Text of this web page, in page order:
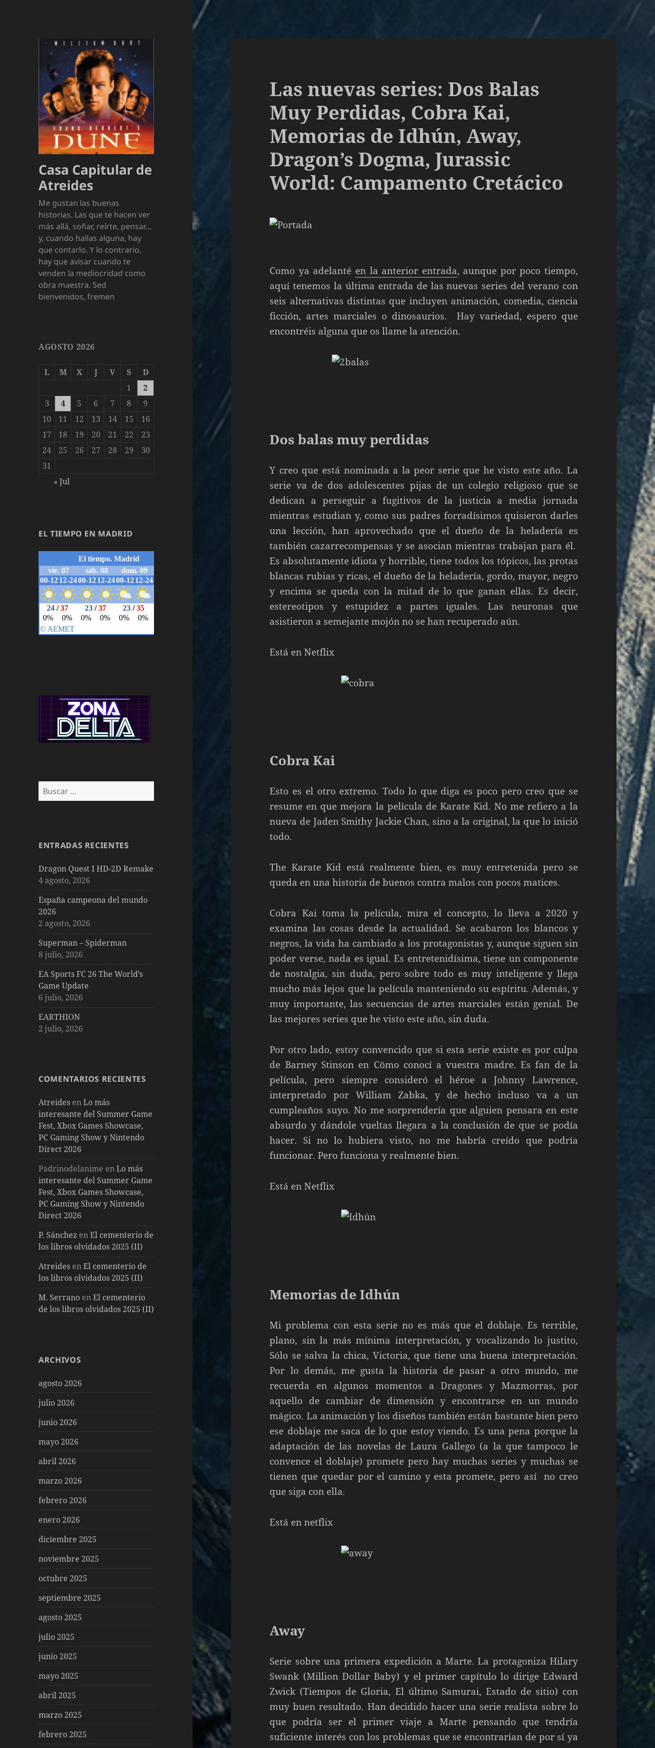
Casa Capitular de
Atreides
Me gustan las buenas
historias. Las que te hacen ver
más allá, soñar, reírte, pensar…
y, cuando hallas alguna, hay
que contarlo. Y lo contrario,
hay que avisar cuando te
venden la mediocridad como
obra maestra. Sed
bienvenidos, fremen
AGOSTO 2026
L M X J V S
D
1
2
3
4 5 6 7 8
9
10
11 12 13 14 15
16
17
18 19 20 21 22
23
24
25 26 27 28 29
30
31
« Jul
EL TIEMPO EN MADRID
Buscar:
ENTRADAS RECIENTES
Dragon Quest I HD-2D Remake
4 agosto, 2026
España campeona del mundo
2026
2 agosto, 2026
Superman – Spiderman
8 julio, 2026
EA Sports FC 26 The World’s
Game Update
6 julio, 2026
EARTHION
2 julio, 2026
COMENTARIOS RECIENTES
Atreides enLo más
interesante del Summer Game
Fest, Xbox Games Showcase,
PC Gaming Show y Nintendo
Direct 2026
Padrinodelanime enLo más
interesante del Summer Game
Fest, Xbox Games Showcase,
PC Gaming Show y Nintendo
Direct 2026
P. Sánchez enEl cementerio de
los libros olvidados 2025 (II)
Atreides enEl cementerio de
los libros olvidados 2025 (II)
M. Serrano enEl cementerio
de los libros olvidados 2025 (II)
ARCHIVOS
agosto 2026
julio 2026
junio 2026
mayo 2026
abril 2026
marzo 2026
febrero 2026
enero 2026
diciembre 2025
noviembre 2025
octubre 2025
septiembre 2025
agosto 2025
julio 2025
junio 2025
mayo 2025
abril 2025
marzo 2025
febrero 2025
Las nuevas series: Dos Balas
Muy Perdidas, Cobra Kai,
Memorias de Idhún, Away,
Dragon’s Dogma, Jurassic
World: Campamento Cretácico
Como ya adelanté en la anterior entrada, aunque por poco tiempo,
aquí tenemos la última entrada de las nuevas series del verano con
seis alternativas distintas que incluyen animación, comedia, ciencia
ficción, artes marciales o dinosaurios. Hay variedad, espero que
encontréis alguna que os llame la atención.
Dos balas muy perdidas
Y creo que está nominada a la peor serie que he visto este año. La
serie va de dos adolescentes pijas de un colegio religioso que se
dedican a perseguir a fugitivos de la justicia a media jornada
mientras estudian y, como sus padres forradísimos quisieron darles
una lección, han aprovechado que el dueño de la heladería es
también cazarrecompensas y se asocian mientras trabajan para él.
Es absolutamente idiota y horrible, tiene todos los tópicos, las protas
blancas rubias y ricas, el dueño de la heladería, gordo, mayor, negro
y encima se queda con la mitad de lo que ganan ellas. Es decir,
estereotipos y estupidez a partes iguales. Las neuronas que
asistieron a semejante mojón no se han recuperado aún.
Está en Netflix
Cobra Kai
Esto es el otro extremo. Todo lo que diga es poco pero creo que se
resume en que mejora la película de Karate Kid. No me refiero a la
nueva de Jaden Smithy Jackie Chan, sino a la original, la que lo inició
todo.
The Karate Kid está realmente bien, es muy entretenida pero se
queda en una historia de buenos contra malos con pocos matices.
Cobra Kai toma la película, mira el concepto, lo lleva a 2020 y
examina las cosas desde la actualidad. Se acabaron los blancos y
negros, la vida ha cambiado a los protagonistas y, aunque siguen sin
poder verse, nada es igual. Es entretenidísima, tiene un componente
de nostalgia, sin duda, pero sobre todo es muy inteligente y llega
mucho más lejos que la película manteniendo su espíritu. Además, y
muy importante, las secuencias de artes marciales están genial. De
las mejores series que he visto este año, sin duda.
Por otro lado, estoy convencido que si esta serie existe es por culpa
de Barney Stinson en Cömo conocí a vuestra madre. Es fan de la
película, pero siempre consideró el héroe a Johnny Lawrence,
interpretado por William Zabka, y de hecho incluso va a un
cumpleaños suyo. No me sorprendería que alguien pensara en este
absurdo y dándole vueltas llegara a la conclusión de que se podía
hacer. Si no lo hubiera visto, no me habría creído que podría
funcionar. Pero funciona y realmente bien.
Está en Netflix
Memorias de Idhún
Mi problema con esta serie no es más que el doblaje. Es terrible,
plano, sin la más mínima interpretación, y vocalizando lo justito,
Sólo se salva la chica, Victoria, que tiene una buena interpretación.
Por lo demás, me gusta la historia de pasar a otro mundo, me
recuerda en algunos momentos a Dragones y Mazmorras, por
aquello de cambiar de dimensión y encontrarse en un mundo
mágico. La animación y los diseños también están bastante bien pero
ese doblaje me saca de lo que estoy viendo. Es una pena porque la
adaptación de las novelas de Laura Gallego (a la que tampoco le
convence el doblaje) promete pero hay muchas series y muchas se
tienen que quedar por el camino y esta promete, pero así no creo
que siga con ella.
Está en netflix
Away
Serie sobre una primera expedición a Marte. La protagoniza Hilary
Swank (Million Dollar Baby) y el primer capítulo lo dirige Edward
Zwick (Tiempos de Gloria, El último Samurai, Estado de sitio) con
muy buen resultado. Han decidido hacer una serie realista sobre lo
que podría ser el primer viaje a Marte pensando que tendría
suficiente interés con los problemas que se encontrarían de por sí ya